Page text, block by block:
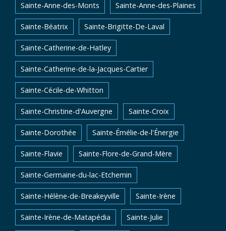
Sainte-Anne-des-Monts Sainte-Anne-des-Plaines
Sainte-Béatrix Sainte-Brigitte-De-Laval
Sainte-Catherine-de-Hatley
Sainte-Catherine-de-la-Jacques-Cartier
Sainte-Cécile-de-Whitton
Sainte-Christine-d'Auvergne Sainte-Croix
Sainte-Dorothée Sainte-Émélie-de-l'Énergie
Sainte-Flavie Sainte-Flore-de-Grand-Mère
Sainte-Germaine-du-lac-Etchemin
Sainte-Hélène-de-Breakeyville Sainte-Irène
Sainte-Irène-de-Matapédia Sainte-Julie